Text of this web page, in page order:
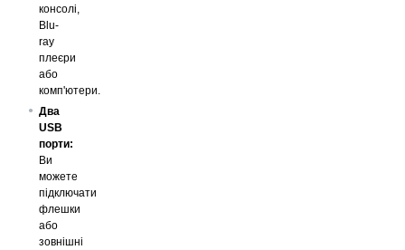
консолі,
Blu-
ray
плеєри
або
комп'ютери.
Два
USB
порти:
Ви
можете
підключати
флешки
або
зовнішні